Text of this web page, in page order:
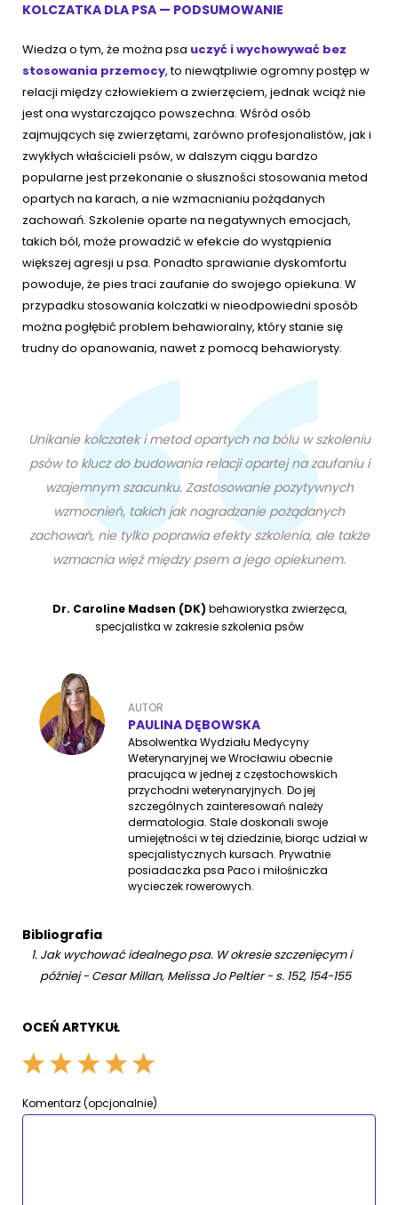
KOLCZATKA DLA PSA — PODSUMOWANIE
Wiedza o tym, że można psa uczyć i wychowywać bez
stosowania przemocy, to niewątpliwie ogromny postęp w
relacji między człowiekiem a zwierzęciem, jednak wciąż nie
jest ona wystarczająco powszechna. Wśród osób
zajmujących się zwierzętami, zarówno profesjonalistów, jak i
zwykłych właścicieli psów, w dalszym ciągu bardzo
popularne jest przekonanie o słuszności stosowania metod
opartych na karach, a nie wzmacnianiu pożądanych
zachowań. Szkolenie oparte na negatywnych emocjach,
takich ból, może prowadzić w efekcie do wystąpienia
większej agresji u psa. Ponadto sprawianie dyskomfortu
powoduje, że pies traci zaufanie do swojego opiekuna. W
przypadku stosowania kolczatki w nieodpowiedni sposób
można pogłębić problem behawioralny, który stanie się
trudny do opanowania, nawet z pomocą behawiorysty.
Unikanie kolczatek i metod opartych na bólu w szkoleniu
psów to klucz do budowania relacji opartej na zaufaniu i
wzajemnym szacunku. Zastosowanie pozytywnych
wzmocnień, takich jak nagradzanie pożądanych
zachowań, nie tylko poprawia efekty szkolenia, ale także
wzmacnia więź między psem a jego opiekunem.
Dr. Caroline Madsen (DK) behawiorystka zwierzęca,
specjalistka w zakresie szkolenia psów
AUTOR
PAULINA DĘBOWSKA
Absolwentka Wydziału Medycyny
Weterynaryjnej we Wrocławiu obecnie
pracująca w jednej z częstochowskich
przychodni weterynaryjnych. Do jej
szczególnych zainteresowań należy
dermatologia. Stale doskonali swoje
umiejętności w tej dziedzinie, biorąc udział w
specjalistycznych kursach. Prywatnie
posiadaczka psa Paco i miłośniczka
wycieczek rowerowych.
Bibliografia
Jak wychować idealnego psa. W okresie szczenięcym i
później - Cesar Millan, Melissa Jo Peltier - s. 152, 154-155
OCEŃ ARTYKUŁ
Komentarz (opcjonalnie)